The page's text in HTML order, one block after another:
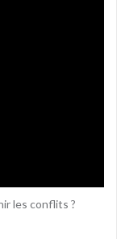
les conflits ?